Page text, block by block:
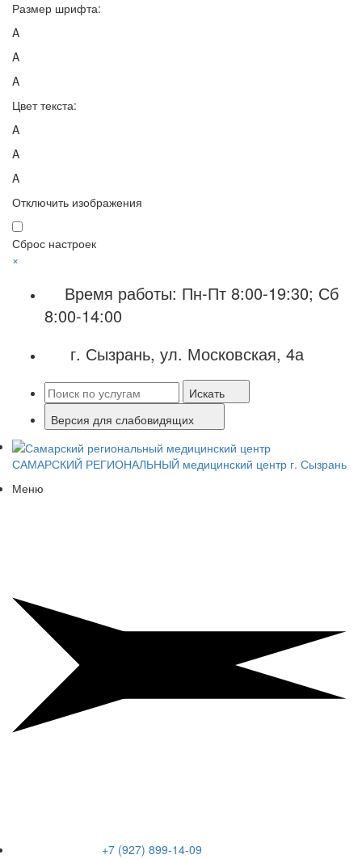
Размер шрифта:
A
A
A
Цвет текста:
A
A
A
Отключить изображения
Сброс настроек
×
Время работы: Пн-Пт 8:00-19:30; Сб
8:00-14:00
г. Сызрань, ул. Московская, 4а
Искать
Версия для слабовидящих
САМАРСКИЙ РЕГИОНАЛЬНЫЙ медицинский центр г. Сызрань
Меню
+7 (927) 899-14-09